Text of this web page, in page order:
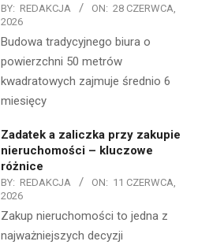
BY: REDAKCJA ON: 28 CZERWCA,
2026
Budowa tradycyjnego biura o
powierzchni 50 metrów
kwadratowych zajmuje średnio 6
miesięcy
Zadatek a zaliczka przy zakupie
nieruchomości – kluczowe
różnice
BY: REDAKCJA ON: 11 CZERWCA,
2026
Zakup nieruchomości to jedna z
najważniejszych decyzji